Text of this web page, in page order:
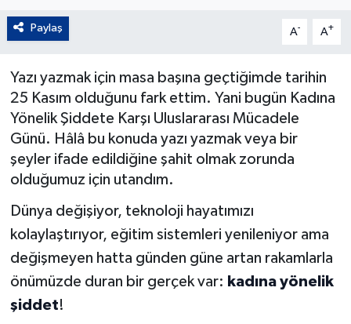
Paylaş A- A+
Yazı yazmak için masa başına geçtiğimde tarihin
25 Kasım olduğunu fark ettim. Yani bugün Kadına
Yönelik Şiddete Karşı Uluslararası Mücadele
Günü. Hâlâ bu konuda yazı yazmak veya bir
şeyler ifade edildiğine şahit olmak zorunda
olduğumuz için utandım.
Dünya değişiyor, teknoloji hayatımızı
kolaylaştırıyor, eğitim sistemleri yenileniyor ama
değişmeyen hatta günden güne artan rakamlarla
önümüzde duran bir gerçek var: kadına yönelik
şiddet!